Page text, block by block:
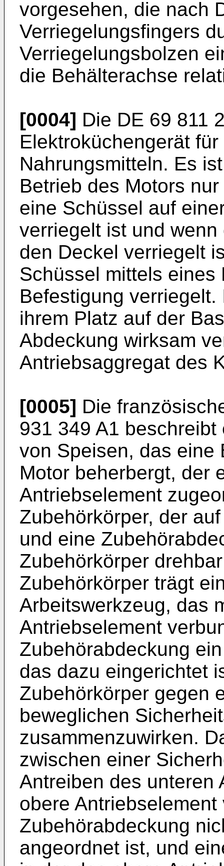
vorgesehen, die nach
Verriegelungsfingers
Verriegelungsbolzen
die Behälterachse
[0004] Die DE 69 811
Elektroküchengerät
Nahrungsmitteln. Es
Betrieb des Motors
eine Schüssel auf
verriegelt ist und
den Deckel verriegelt
Schüssel mittels
Befestigung
ihrem Platz auf der
Abdeckung wirksam
Antriebsaggregat des
[0005] Die
931 349 A1 beschreibt
von Speisen, das eine
Motor beherbergt, der
Antriebselement
Zubehörkörper, der
und eine
Zubehörkörper
Zubehörkörper trägt
Arbeitswerkzeug, das
Antriebselement
Zubehörabdeckung
das dazu eingerichtet
Zubehörkörper gegen
beweglichen
zusammenzuwirken.
zwischen einer
Antreiben des unteren
obere
Zubehörabdeckung
angeordnet ist, und